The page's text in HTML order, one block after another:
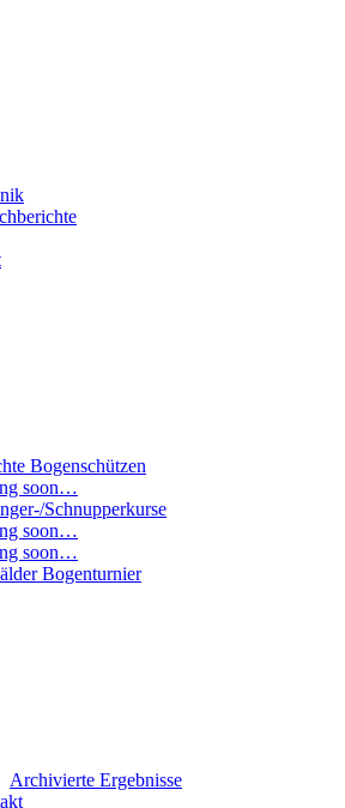
Bogenschützen
soon…
Schnupperkurse
soon…
soon…
Bogenturnier
Archivierte Ergebnisse